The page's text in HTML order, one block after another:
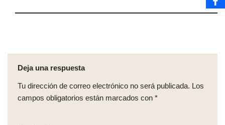
Deja una respuesta
Tu dirección de correo electrónico no será publicada. Los
campos obligatorios están marcados con *